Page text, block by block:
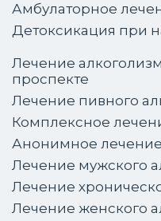
Амбулаторное
Детоксикация при
Лечение
проспекте
Лечение пивного
Комплексное
Анонимное
Лечение мужского
Лечение
Лечение женского